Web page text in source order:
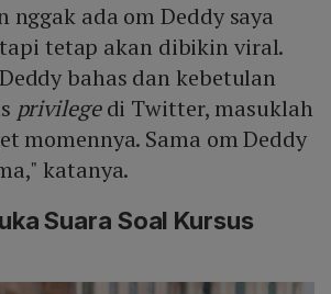
nggak ada om Deddy saya
tetap akan dibikin viral.
bahas dan kebetulan
privilegedi Twitter, masuklah
momennya. Sama om Deddy
katanya.
Suara Soal Kursus